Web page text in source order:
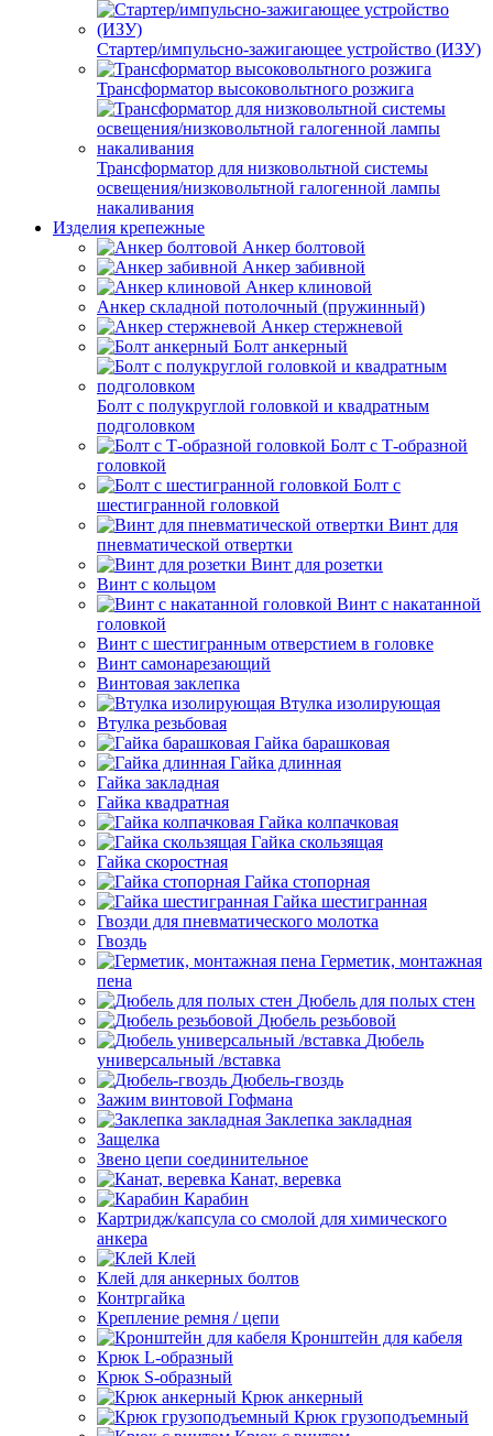
Стартер/импульсно-зажигающее устройство (ИЗУ)
Трансформатор высоковольтного розжига
Трансформатор для низковольтной системы
освещения/низковольтной галогенной лампы
накаливания
Изделия крепежные
Анкер болтовой
Анкер забивной
Анкер клиновой
Анкер складной потолочный (пружинный)
Анкер стержневой
Болт анкерный
Болт с полукруглой головкой и квадратным
подголовком
Болт с Т-образной
головкой
Болт с
шестигранной головкой
Винт для
пневматической отвертки
Винт для розетки
Винт с кольцом
Винт с накатанной
головкой
Винт с шестигранным отверстием в головке
Винт самонарезающий
Винтовая заклепка
Втулка изолирующая
Втулка резьбовая
Гайка барашковая
Гайка длинная
Гайка закладная
Гайка квадратная
Гайка колпачковая
Гайка скользящая
Гайка скоростная
Гайка стопорная
Гайка шестигранная
Гвозди для пневматического молотка
Гвоздь
Герметик, монтажная
пена
Дюбель для полых стен
Дюбель резьбовой
Дюбель
универсальный /вставка
Дюбель-гвоздь
Зажим винтовой Гофмана
Заклепка закладная
Защелка
Звено цепи соединительное
Канат, веревка
Карабин
Картридж/капсула со смолой для химического
анкера
Клей
Клей для анкерных болтов
Контргайка
Крепление ремня / цепи
Кронштейн для кабеля
Крюк L-образный
Крюк S-образный
Крюк анкерный
Крюк грузоподъемный